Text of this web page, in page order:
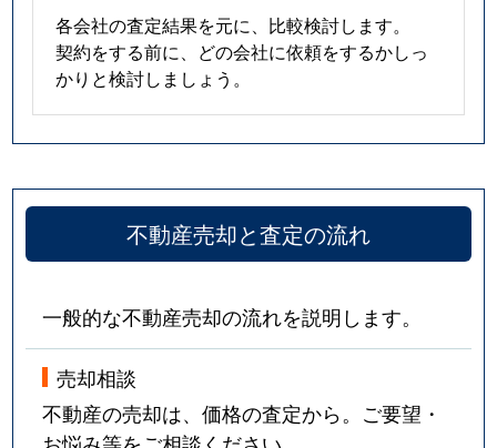
各会社の査定結果を元に、比較検討します。
契約をする前に、どの会社に依頼をするかしっ
かりと検討しましょう。
不動産売却と査定の流れ
一般的な不動産売却の流れを説明します。
売却相談
不動産の売却は、価格の査定から。ご要望・